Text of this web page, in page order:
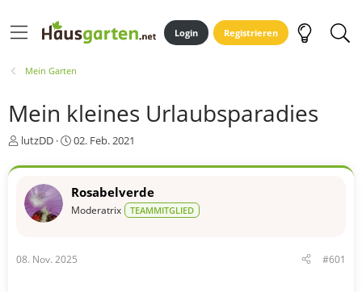
Login Registrieren
Mein Garten
Mein kleines Urlaubsparadies
E
s
e
r
lutzDD
E
s
e
l
a
02. Feb. 2021
Rosabelverde
Moderatrix TEAMMITGLIED
08. Nov. 2025 #601